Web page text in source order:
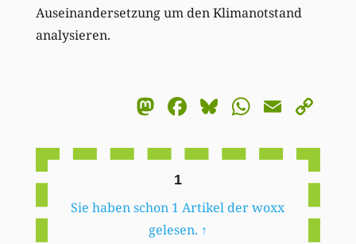
Auseinandersetzung um den Klimanotstand
analysieren.
Mastodon
Facebook
BlueskyEmail
1
Sie haben schon 1 Artikel der woxx
gelesen. ↑